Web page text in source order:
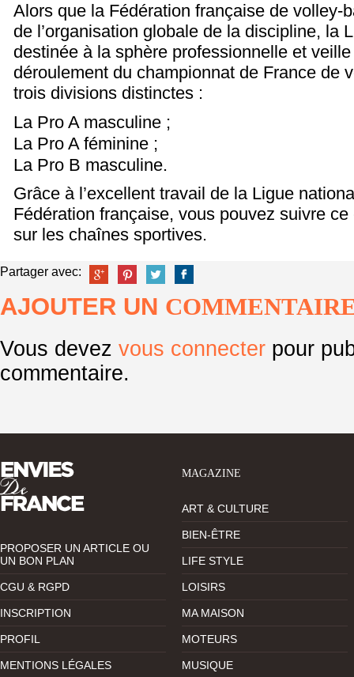
Alors que la Fédération française de volley-
de l’organisation globale de la discipline, la
destinée à la sphère professionnelle et
déroulement du championnat de France de
trois divisions distinctes :
La Pro A masculine ;
La Pro A féminine ;
La Pro B masculine.
Grâce à l’excellent travail de la Ligue
Fédération française, vous pouvez suivre
sur les chaînes sportives.
Partager avec:
AJOUTER UN
Vous devez vous connecter pour
commentaire.
PROPOSER UN ARTICLE OU
UN BON PLAN
CGU & RGPD
INSCRIPTION
PROFIL
MENTIONS LÉGALES
MAGAZINE
ART & CULTURE
BIEN-ÊTRE
LIFE STYLE
LOISIRS
MA MAISON
MOTEURS
MUSIQUE